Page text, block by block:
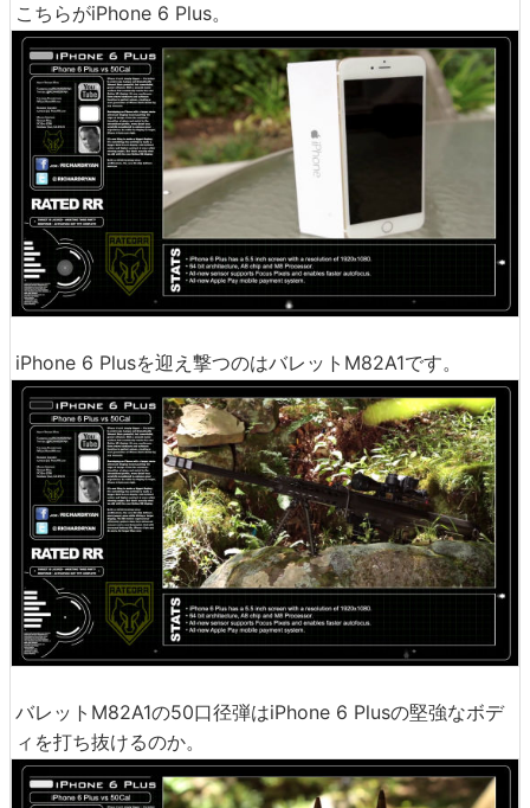
こちらがiPhone 6 Plus。
iPhone 6 Plusを迎え撃つのはバレットM82A1です。
バレットM82A1の50口径弾はiPhone 6 Plusの堅強なボデ
ィを打ち抜けるのか。